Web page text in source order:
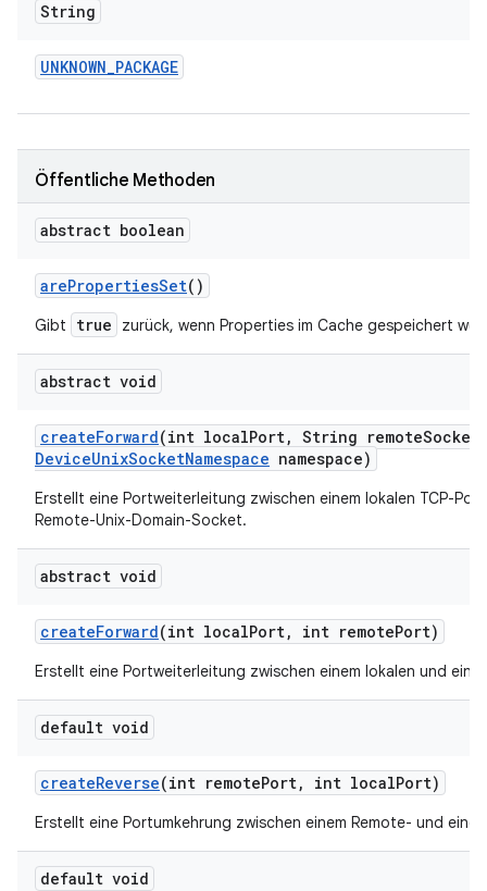
String
UNKNOWN_PACKAGE
Öffentliche Methoden
abstract boolean
arePropertiesSet()
Gibt true zurück, wenn Properties im Cache gespeichert
abstract void
createForward(int localPort, String remoteSocket
DeviceUnixSocketNamespace namespace)
Erstellt eine Portweiterleitung zwischen einem lokalen TCP-
Remote-Unix-Domain-Socket.
abstract void
createForward(int localPort, int remotePort)
Erstellt eine Portweiterleitung zwischen einem lokalen und
default void
createReverse(int remotePort, int localPort)
Erstellt eine Portumkehrung zwischen einem Remote- und
default void